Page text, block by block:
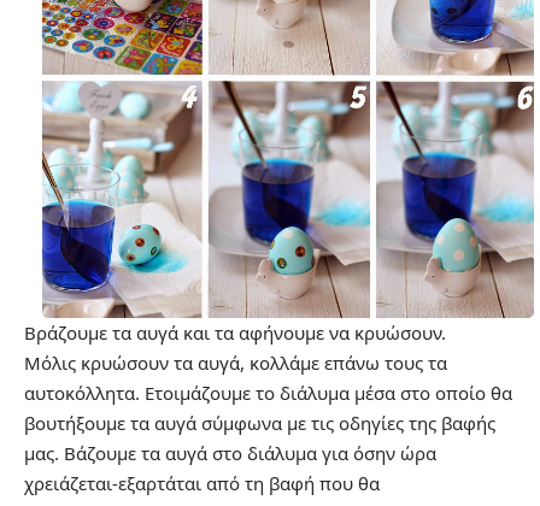
Βράζουμε τα αυγά και τα αφήνουμε να κρυώσουν.
Μόλις κρυώσουν τα αυγά, κολλάμε επάνω τους τα
αυτοκόλλητα. Ετοιμάζουμε το διάλυμα μέσα στο οποίο θα
βουτήξουμε τα αυγά σύμφωνα με τις οδηγίες της βαφής
μας. Βάζουμε τα αυγά στο διάλυμα για όσην ώρα
χρειάζεται-εξαρτάται από τη βαφή που θα